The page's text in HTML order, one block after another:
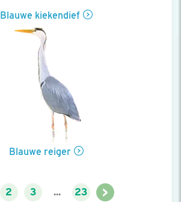
Blauwe kiekendief
Blauwe reiger
2 3 ... 23 >